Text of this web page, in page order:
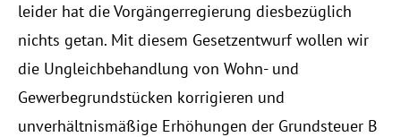
leider hat die Vorgängerregierung diesbezüglich
nichts getan. Mit diesem Gesetzentwurf wollen wir
die Ungleichbehandlung von Wohn- und
Gewerbegrundstücken korrigieren und
unverhältnismäßige Erhöhungen der Grundsteuer B